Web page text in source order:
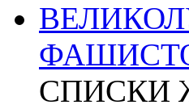
СПИСКИ